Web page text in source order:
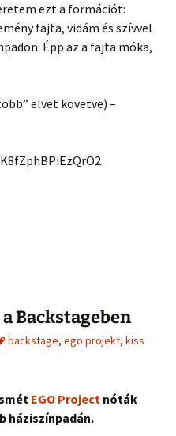
ezt a formációt:
fajta, vidám és szívvel
Épp az a fajta móka,
elvet követve) –
Backstageben
backstage, ego projekt, kiss
EGO Project nóták
háziszínpadán.